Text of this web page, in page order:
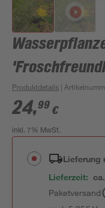
Produktdetails |
24,99 €
inkl. 7% MwSt.
Lieferung
Lieferzeit:
Paketversand